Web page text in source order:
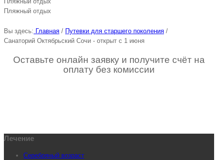
Пляжный отдых
Вы здесь: Главная / Путевки для старшего поколения /
Санаторий Октябрьский Сочи - открыт с 1 июня
Оставьте онлайн заявку и получите счёт на
оплату без комиссии
Лечение
Серебряный возраст